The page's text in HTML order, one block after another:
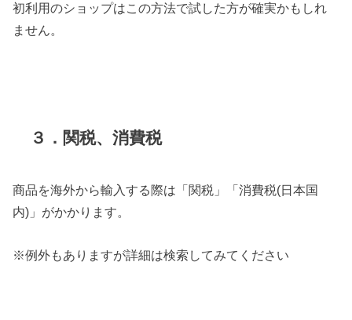
初利用のショップはこの方法で試した方が確実かもしれ
ません。
３．関税、消費税
商品を海外から輸入する際は「関税」「消費税(日本国
内)」がかかります。
※例外もありますが詳細は検索してみてください